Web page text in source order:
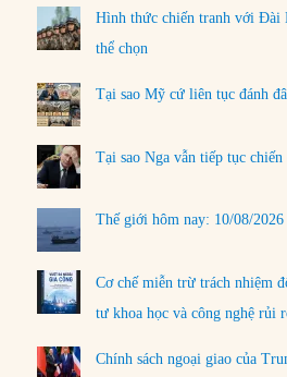
Hình thức chiến tranh với Đài
thể chọn
Tại sao Mỹ cứ liên tục đánh
Tại sao Nga vẫn tiếp tục chiến
Thế giới hôm nay: 10/08/2026
Cơ chế miễn trừ trách nhiệm
tư khoa học và công nghệ rủi
Chính sách ngoại giao của